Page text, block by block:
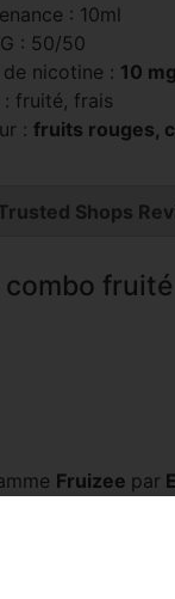
: 10ml
: 50/50
de nicotine : 10
: fruité, frais
: fruits rouges,
Shops
Fruizee par
de saveurs